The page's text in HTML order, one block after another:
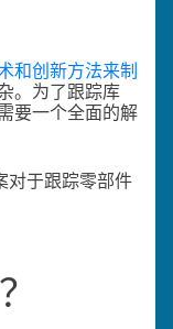
和创新方法来制
。为了跟踪库
要一个全面的解
对于跟踪零部件